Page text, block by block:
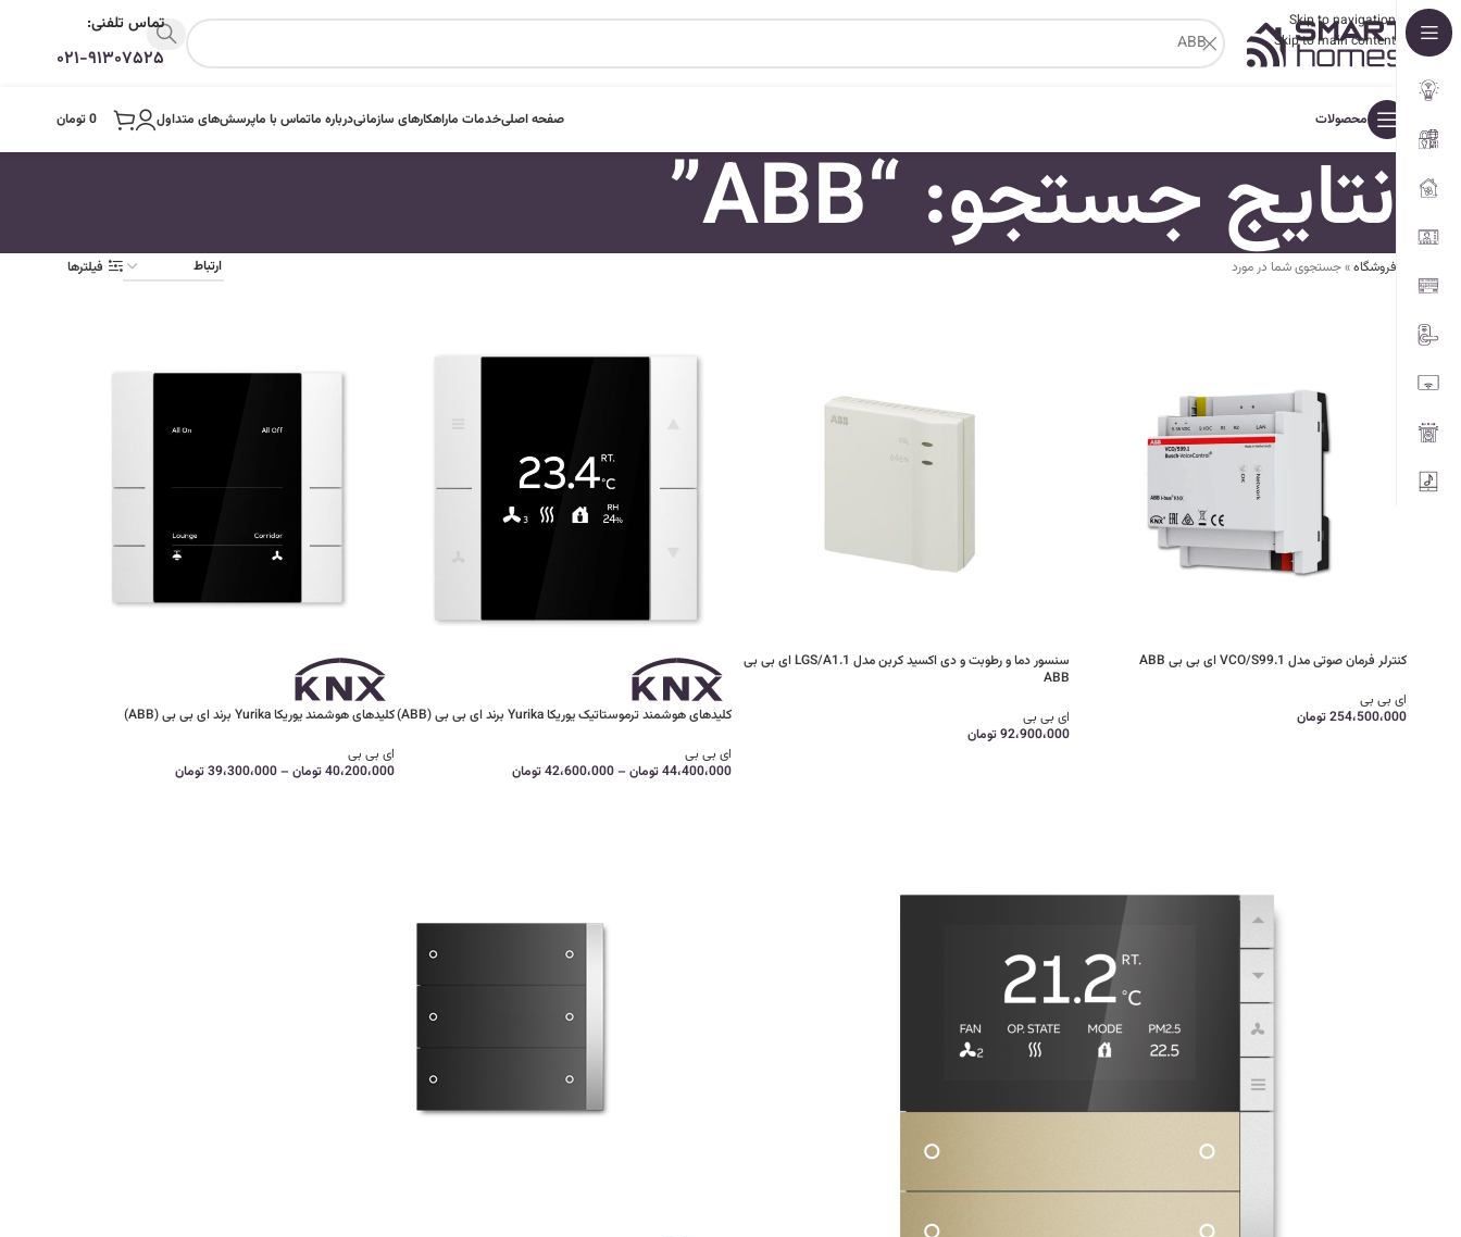
Skip to navigation
Skip to main content
تماس تلفنی:
۰۲۱-۹۱۳۰۷۵۲۵
محصولات صفحه اصلیخدمات ماراهکارهای سازمانیدرباره ماتماس با ماپرسش‌های متداول 0تومان
نتایج جستجو: “ABB”
فروشگاه»جستجوی شما در مورد فیلترها
کنترلر فرمان صوتی مدل VCO/S99.1 ای بی بی ABB
ای بی بی
254،500،000تومان
سنسور دما و رطوبت و دی اکسید کربن مدل LGS/A1.1 ای بی بی
ABB
ای بی بی
92،900،000تومان
کلیدهای هوشمند ترموستاتیک یوریکا Yurika برند ای بی بی (ABB)
ای بی بی
44،400،000تومان –42،600،000تومان
کلیدهای هوشمند یوریکا Yurika برند ای بی بی (ABB)
ای بی بی
40،200،000تومان –39،300،000تومان